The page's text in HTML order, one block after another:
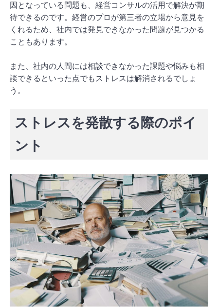
因となっている問題も、経営コンサルの活用で解決が期
待できるのです。経営のプロが第三者の立場から意見を
くれるため、社内では発見できなかった問題が見つかる
こともあります。
また、社内の人間には相談できなかった課題や悩みも相
談できるといった点でもストレスは解消されるでしょ
う。
ストレスを発散する際のポイ
ント